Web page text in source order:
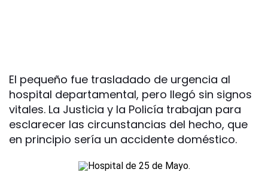
El pequeño fue trasladado de urgencia al
hospital departamental, pero llegó sin signos
vitales. La Justicia y la Policía trabajan para
esclarecer las circunstancias del hecho, que
en principio sería un accidente doméstico.